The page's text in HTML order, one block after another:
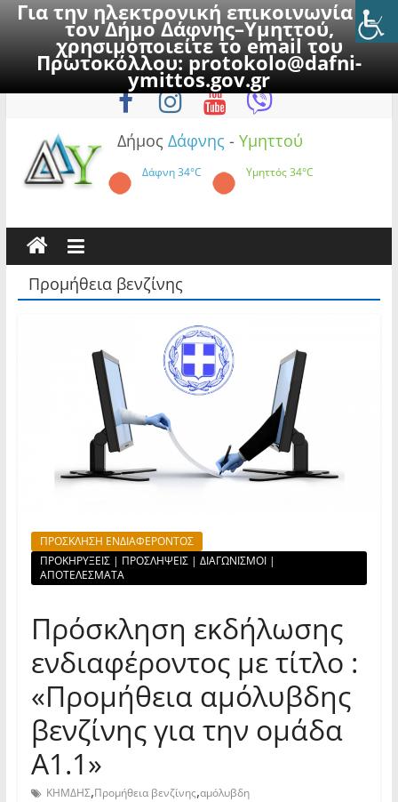
Για την ηλεκτρονική επικοινωνία με
τον Δήμο Δάφνης–Υμηττού,
χρησιμοποιείτε το email του
Πρωτοκόλλου:protokolo@dafni-
ymittos.gov.gr
to
Παρασκευή, 7 Αυγούστου 2026
Δήμος Δάφνης - Υμηττού
Δάφνη34°C Υμηττός34°C
Προμήθεια βενζίνης
ΠΡΟΣΚΛΗΣΗ ΕΝΔΙΑΦΕΡΟΝΤΟΣ
ΠΡΟΚΗΡΥΞΕΙΣ | ΠΡΟΣΛΗΨΕΙΣ | ΔΙΑΓΩΝΙΣΜΟΙ |
ΑΠΟΤΕΛΕΣΜΑΤΑ
Πρόσκληση εκδήλωσης
ενδιαφέροντος με τίτλο :
«Προμήθεια αμόλυβδης
βενζίνης για την ομάδα
Α1.1»
ΚΗΜΔΗΣ,Προμήθεια βενζίνης,αμόλυβδη